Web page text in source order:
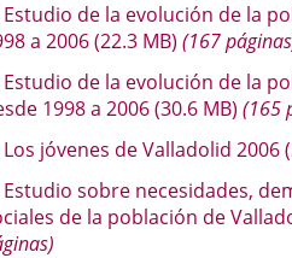
Estudio de la evolución de la
a 2006(22.3 MB) (167
Estudio de la evolución de la
1998 a 2006(30.6 MB) (165
Los jóvenes de Valladolid 2006
Estudio sobre necesidades,
de la población de